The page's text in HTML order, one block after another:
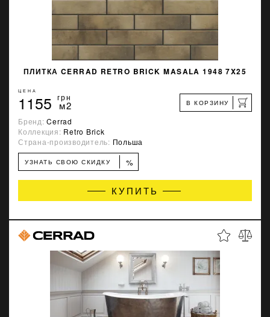
ПЛИТКА CERRAD RETRO BRICK MASALA 1948 7X25
ЦЕНА
1155 грн
м2 В КОРЗИНУ
Бренд:Cerrad
Коллекция: Retro Brick
Страна-производитель: Польша
УЗНАТЬ СВОЮ СКИДКУ %
КУПИТЬ